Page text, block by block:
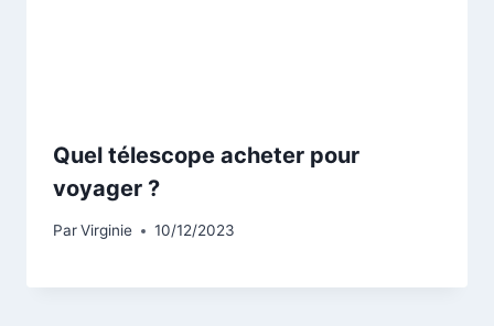
Quel télescope acheter pour
voyager ?
ParVirginie 10/12/2023